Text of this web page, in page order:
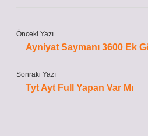
Önceki Yazı
Ayniyat Saymanı 3600 Ek
Sonraki Yazı
Tyt Ayt Full Yapan Var Mı